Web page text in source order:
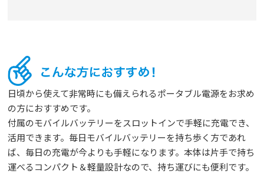
日頃から使えて非常時にも備えられるポータブル電源をお求め
の方におすすめです。
付属のモバイルバッテリーをスロットインで手軽に充電でき、
活用できます。毎日モバイルバッテリーを持ち歩く方であれ
ば、毎日の充電が今よりも手軽になります。本体は片手で持ち
運べるコンパクト＆軽量設計なので、持ち運びにも便利です。